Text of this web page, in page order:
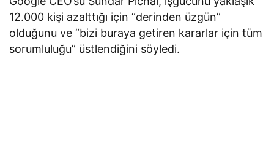
12.000 kişi azalttığı için “derinden üzgün”
olduğunu ve “bizi buraya getiren kararlar için tüm
sorumluluğu” üstlendiğini söyledi.